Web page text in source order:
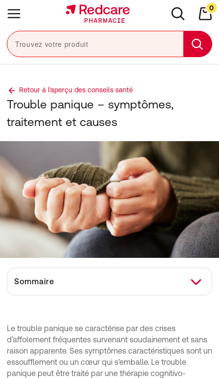
Menu
Rechercher
0
Trouvez votre produit
navigation
Close navigation
Retour à l'aperçu des conseils santé
Trouble panique – symptômes,
traitement et causes
Sommaire
Quels sont les symptômes du trouble panique ?
Comment se développe le trouble panique ?
Comment le médecin diagnostique-t-il le trouble panique ?
Comment le médecin traite-t-il le trouble panique ?
Le trouble panique se caractérise par des crises
d’affolement fréquentes survenant soudainement et sans
raison apparente. Ses symptômes caractéristiques sont un
essoufflement ou un cœur qui s’emballe. Le trouble
panique peut être traité par une thérapie cognitivo-